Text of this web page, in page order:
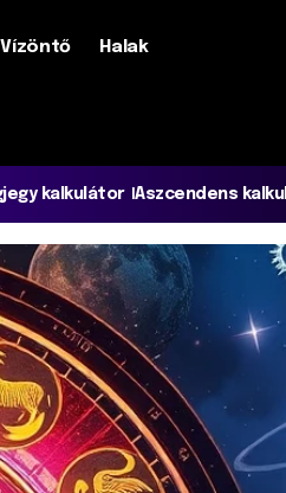
Vízöntő Halak
kalkulátor Aszcendens